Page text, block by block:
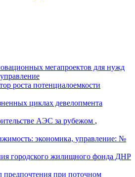
мегапроектов для нужд
роста потенциалоемкости
циклах девелопмента
АЭС за рубежом ,
экономика, управление: №
городского жилищного фонда ДНР
предпочтения при поточном